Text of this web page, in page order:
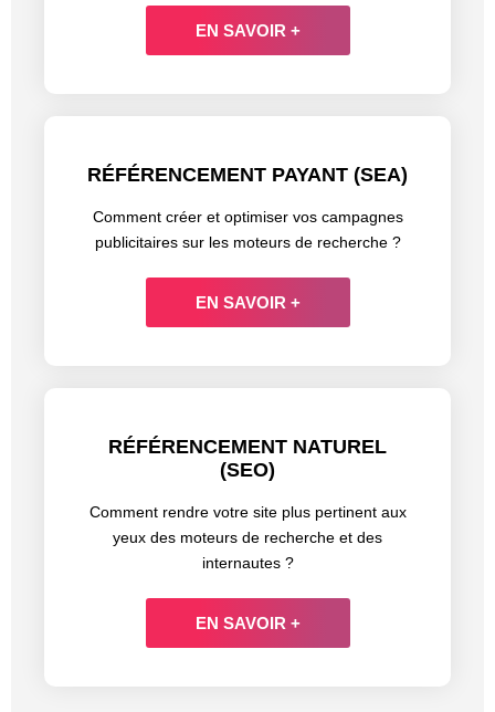
EN SAVOIR +
RÉFÉRENCEMENT PAYANT (SEA)
Comment créer et optimiser vos campagnes
publicitaires sur les moteurs de recherche ?
EN SAVOIR +
RÉFÉRENCEMENT NATUREL
(SEO)
Comment rendre votre site plus pertinent aux
yeux des moteurs de recherche et des
internautes ?
EN SAVOIR +